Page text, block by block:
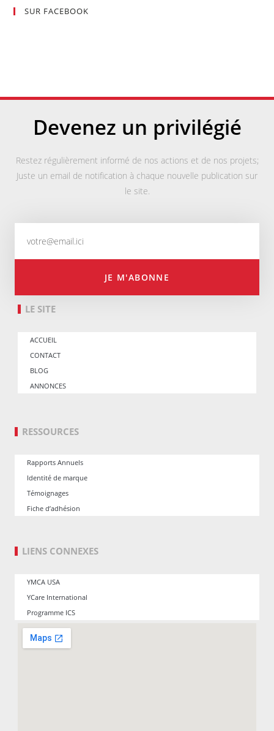
SUR FACEBOOK
Devenez un privilégié
Restez régulièrement informé de nos actions et de nos projets;
Juste un email de notification à chaque nouvelle publication sur
le site.
JE M'ABONNE
LE SITE
ACCUEIL
CONTACT
BLOG
ANNONCES
RESSOURCES
Rapports Annuels
Identité de marque
Témoignages
Fiche d’adhésion
LIENS CONNEXES
YMCA USA
YCare International
Programme ICS